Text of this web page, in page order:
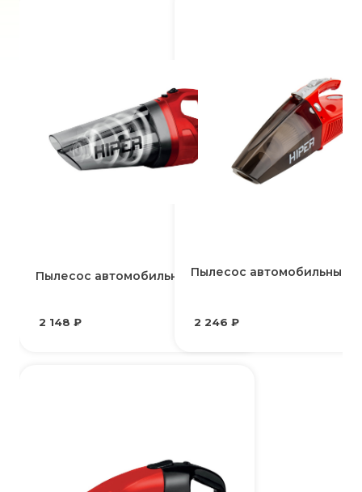
Пылесос автомобильный HVC120
2 148 ₽
Пылесос автомобильный
2 246 ₽